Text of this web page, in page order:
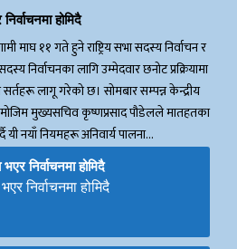
होमिदै
माघ ११ गते हुने राष्ट्रिय सभा सदस्य निर्वाचन र
निर्वाचनका लागि उम्मेदवार छनोट प्रक्रियामा
लागू गरेको छ। सोमबार सम्पन्न केन्द्रीय
मुख्यसचिव कृष्णप्रसाद पौडेलले मातहतका
यी नयाँ नियमहरू अनिवार्य पालना…
निर्वाचनमा होमिदै